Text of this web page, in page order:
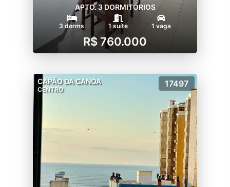
APTO. 3 DORMITÓRIOS
3 dorms 1 suíte 1 vaga
R$ 760.000
CAPÃO DA CANOA
CENTRO
17497